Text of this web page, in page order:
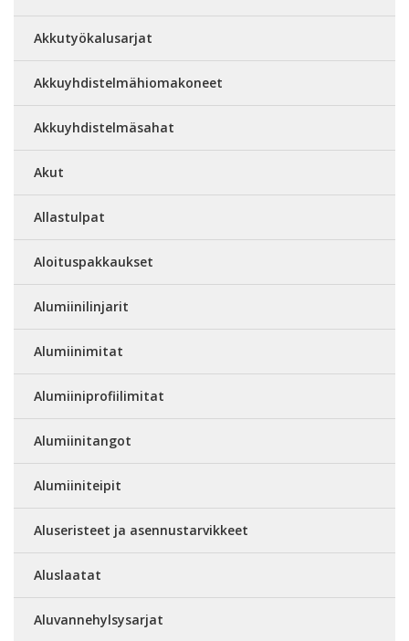
Akkutyökalusarjat
Akkuyhdistelmähiomakoneet
Akkuyhdistelmäsahat
Akut
Allastulpat
Aloituspakkaukset
Alumiinilinjarit
Alumiinimitat
Alumiiniprofiilimitat
Alumiinitangot
Alumiiniteipit
Aluseristeet ja asennustarvikkeet
Aluslaatat
Aluvannehylsysarjat